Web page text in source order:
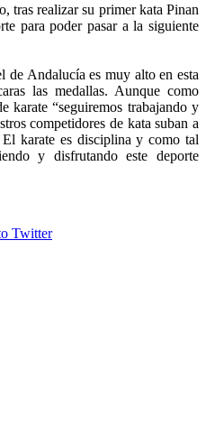
tras realizar su primer kata Pinan
para poder pasar a la siguiente
Andalucía es muy alto en esta
las medallas. Aunque como
karate “seguiremos trabajando y
competidores de kata suban a
karate es disciplina y como tal
y disfrutando este deporte